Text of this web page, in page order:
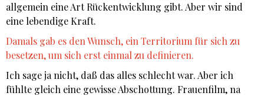
allgemein eine Art Rückentwicklung gibt. Aber wir sind
eine lebendige Kraft.
Damals gab es den Wunsch, ein Territorium für sich zu
besetzen, um sich erst einmal zu definieren.
Ich sage ja nicht, daß das alles schlecht war. Aber ich
fühlte gleich eine gewisse Abschottung. Frauenfilm, na